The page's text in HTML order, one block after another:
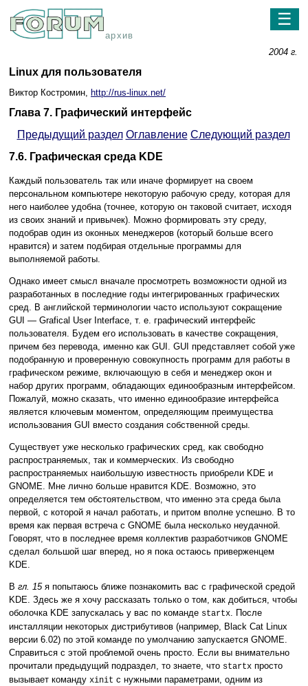
архив
☰
2004 г.
Linux для пользователя
Виктор Костромин, http://rus-linux.net/
Глава 7. Графический интерфейс
Предыдущий раздел Оглавление Следующий раздел
7.6. Графическая среда KDE
Каждый пользователь так или иначе формирует на своем
персональном компьютере некоторую рабочую среду, которая для
него наиболее удобна (точнее, которую он таковой считает, исходя
из своих знаний и привычек). Можно формировать эту среду,
подобрав один из оконных менеджеров (который больше всего
нравится) и затем подбирая отдельные программы для
выполняемой работы.
Однако имеет смысл вначале просмотреть возможности одной из
разработанных в последние годы интегрированных графических
сред. В английской терминологии часто используют сокращение
GUI — Grafical User Interface, т. е. графический интерфейс
пользователя. Будем его использовать в качестве сокращения,
причем без перевода, именно как GUI. GUI представляет собой уже
подобранную и проверенную совокупность программ для работы в
графическом режиме, включающую в себя и менеджер окон и
набор других программ, обладающих единообразным интерфейсом.
Пожалуй, можно сказать, что именно единообразие интерфейса
является ключевым моментом, определяющим преимущества
использования GUI вместо создания собственной среды.
Существует уже несколько графических сред, как свободно
распространяемых, так и коммерческих. Из свободно
распространяемых наибольшую известность приобрели KDE и
GNOME. Мне лично больше нравится KDE. Возможно, это
определяется тем обстоятельством, что именно эта среда была
первой, с которой я начал работать, и притом вполне успешно. В то
время как первая встреча с GNOME была несколько неудачной.
Говорят, что в последнее время коллектив разработчиков GNOME
сделал большой шаг вперед, но я пока остаюсь приверженцем
KDE.
В гл. 15я попытаюсь ближе познакомить вас с графической средой
KDE. Здесь же я хочу рассказать только о том, как добиться, чтобы
оболочка KDE запускалась у вас по команде startx. После
инсталляции некоторых дистрибутивов (например, Black Cat Linux
версии 6.02) по этой команде по умолчанию запускается GNOME.
Справиться с этой проблемой очень просто. Если вы внимательно
прочитали предыдущий подраздел, то знаете, что startx просто
вызывает команду xinit с нужными параметрами, одним из